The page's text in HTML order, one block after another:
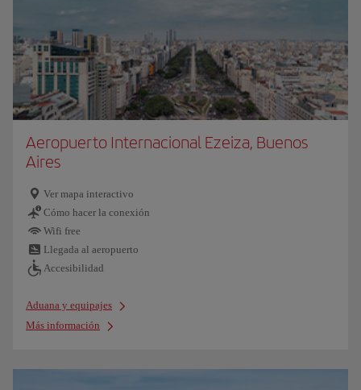
Aeropuerto Internacional Ezeiza, Buenos
Aires
Ver mapa interactivo
Cómo hacer la conexión
Wifi free
Llegada al aeropuerto
Accesibilidad
Aduana y equipajes
Más información